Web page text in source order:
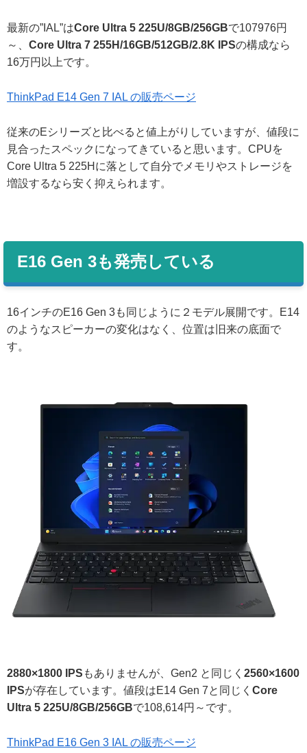
最新の”IAL”はCore Ultra 5 225U/8GB/256GBで107976円
～、 Core Ultra 7 255H/16GB/512GB/2.8K IPSの構成なら
16万円以上です。
ThinkPad E14 Gen 7 IAL の販売ページ
従来のEシリーズと比べると値上がりしていますが、値段に
見合ったスペックになってきていると思います。CPUを
Core Ultra 5 225Hに落として自分でメモリやストレージを
増設するなら安く抑えられます。
E16 Gen 3も発売している
16インチのE16 Gen 3も同じように２モデル展開です。E14
のようなスピーカーの変化はなく、位置は旧来の底面で
す。
2880×1800 IPS もありませんが、Gen2 と同じく 2560×1600
IPSが存在しています。値段はE14 Gen 7と同じく Core
Ultra 5 225U/8GB/256GBで108,614円～です。
ThinkPad E16 Gen 3 IAL の販売ページ